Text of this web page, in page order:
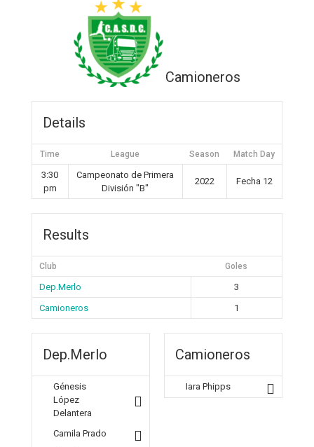
Camioneros
Details
Time League Season Match Day
3:30
pm
Campeonato de Primera
División "B"
2022 Fecha 12
Results
Club Goles
Dep.Merlo
3
Camioneros
1
Dep.Merlo
Génesis
López
Delantera
Camila Prado
Camioneros
Iara Phipps